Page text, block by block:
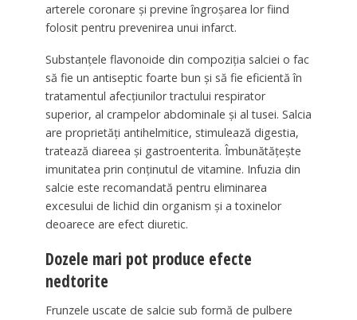
arterele coronare și previne îngroșarea lor fiind
folosit pentru prevenirea unui infarct.
Substanțele flavonoide din compoziția salciei o fac
să fie un antiseptic foarte bun și să fie eficientă în
tratamentul afecțiunilor tractului respirator
superior, al crampelor abdominale și al tusei. Salcia
are proprietăți antihelmitice, stimulează digestia,
tratează diareea și gastroenterita. Îmbunătățește
imunitatea prin conținutul de vitamine. Infuzia din
salcie este recomandată pentru eliminarea
excesului de lichid din organism și a toxinelor
deoarece are efect diuretic.
Dozele mari pot produce efecte
nedtorite
Frunzele uscate de salcie sub formă de pulbere